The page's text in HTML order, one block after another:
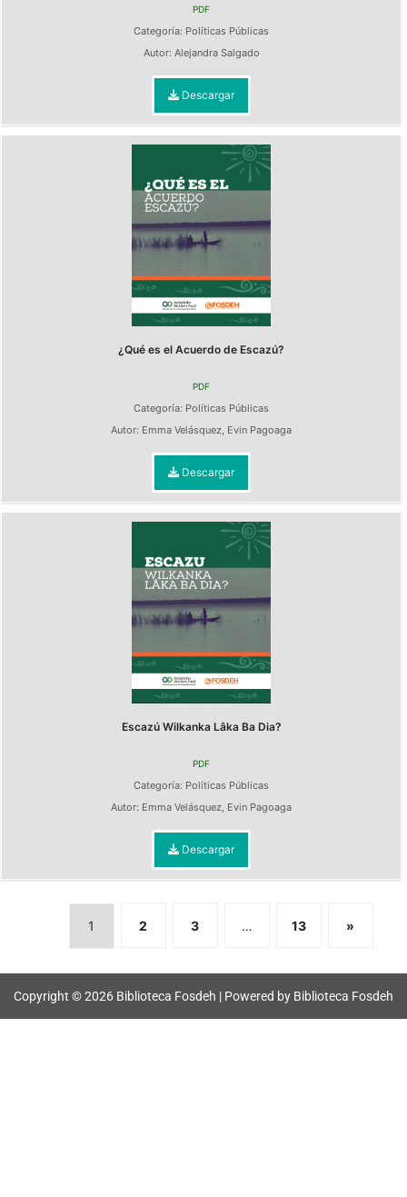
PDF
Categoría: Políticas Públicas
Autor: Alejandra Salgado
Descargar
¿Qué es el Acuerdo de Escazú?
PDF
Categoría: Políticas Públicas
Autor: Emma Velásquez, Evin Pagoaga
Descargar
Escazú Wilkanka Lâka Ba Dia?
PDF
Categoría: Políticas Públicas
Autor: Emma Velásquez, Evin Pagoaga
Descargar
1 2 3 … 13 »
Copyright © 2026 Biblioteca Fosdeh | Powered by Biblioteca Fosdeh